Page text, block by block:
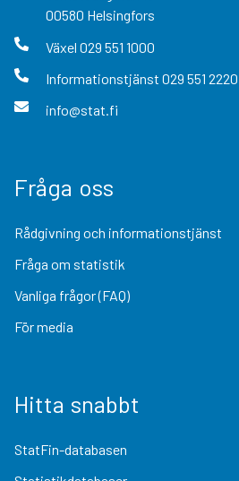
00580 Helsingfors
Växel 029 551 1000
Informationstjänst 029 551 2220
info@stat.fi
Fråga oss
Rådgivning och informationstjänst
Fråga om statistik
Vanliga frågor (FAQ)
För media
Hitta snabbt
StatFin-databasen